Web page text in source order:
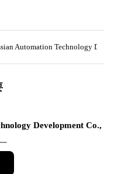
Automation Technology
Development Co.,